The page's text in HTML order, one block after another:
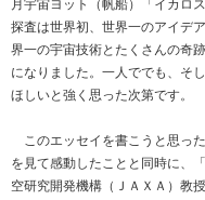
月宇宙ヨット（帆船）「イカロ
探査は世界初、世界一のアイデ
界一の宇宙技術とたくさんの奇
になりました。一人ででも、そ
ほしいと強く思った次第です。
このエッセイを書こうと思っ
を見て感動したことと同時に、
空研究開発機構（ＪＡＸＡ）教